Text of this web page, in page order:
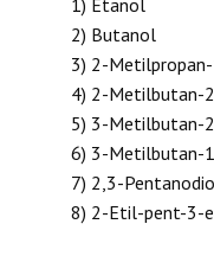
1) Etanol
2) Butanol
3) 2-
4) 2-Metilbutan-
5) 3-Metilbutan-
6) 3-Metilbutan-
7) 2,3-
8) 2-Etil-pent-3-